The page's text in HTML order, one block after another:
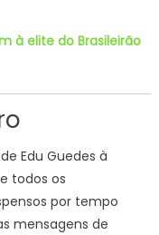
à elite do Brasileirão
Edu Guedes à
todos os
por tempo
mensagens de